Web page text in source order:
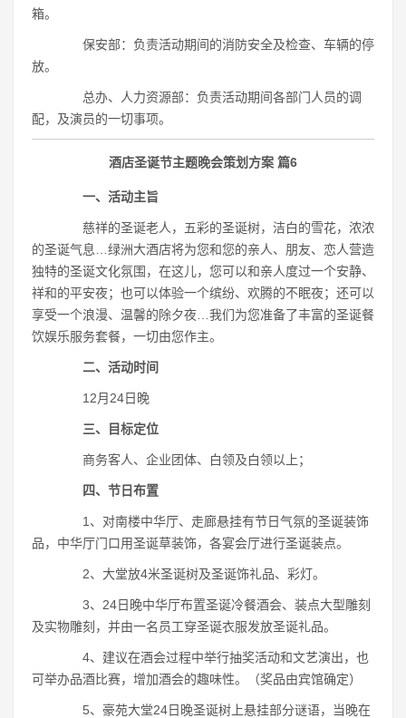
箱。
保安部：负责活动期间的消防安全及检查、车辆的停
放。
总办、人力资源部：负责活动期间各部门人员的调
配，及演员的一切事项。
酒店圣诞节主题晚会策划方案 篇6
一、活动主旨
慈祥的圣诞老人，五彩的圣诞树，洁白的雪花，浓浓
的圣诞气息…绿洲大酒店将为您和您的亲人、朋友、恋人营造
独特的圣诞文化氛围，在这儿，您可以和亲人度过一个安静、
祥和的平安夜；也可以体验一个缤纷、欢腾的不眠夜；还可以
享受一个浪漫、温馨的除夕夜…我们为您准备了丰富的圣诞餐
饮娱乐服务套餐，一切由您作主。
二、活动时间
12月24日晚
三、目标定位
商务客人、企业团体、白领及白领以上；
四、节日布置
1、对南楼中华厅、走廊悬挂有节日气氛的圣诞装饰
品，中华厅门口用圣诞草装饰，各宴会厅进行圣诞装点。
2、大堂放4米圣诞树及圣诞饰礼品、彩灯。
3、24日晚中华厅布置圣诞冷餐酒会、装点大型雕刻
及实物雕刻，并由一名员工穿圣诞衣服发放圣诞礼品。
4、建议在酒会过程中举行抽奖活动和文艺演出，也
可举办品酒比赛，增加酒会的趣味性。（奖品由宾馆确定）
5、豪苑大堂24日晚圣诞树上悬挂部分谜语，当晚在